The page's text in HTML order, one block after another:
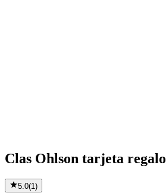
Clas Ohlson tarjeta regalo
5.0(1 )